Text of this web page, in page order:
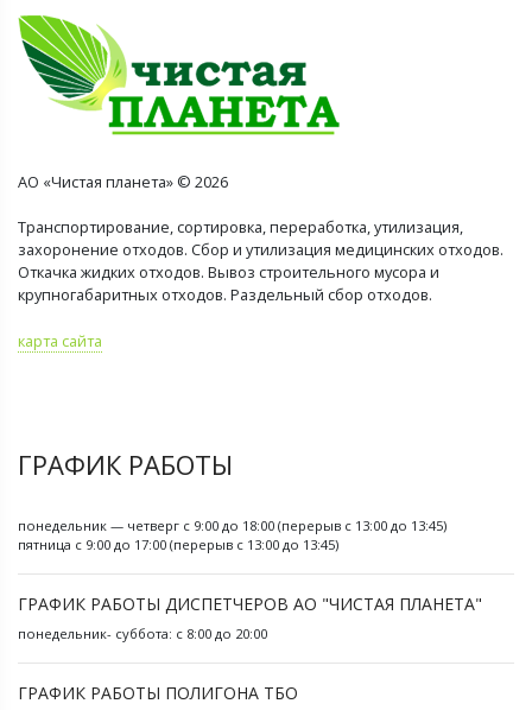
АО «Чистая планета» © 2026
Транспортирование, сортировка, переработка, утилизация,
захоронение отходов. Сбор и утилизация медицинских отходов.
Откачка жидких отходов. Вывоз строительного мусора и
крупногабаритных отходов. Раздельный сбор отходов.
карта сайта
ГРАФИК РАБОТЫ
понедельник — четверг с 9:00 до 18:00 (перерыв с 13:00 до 13:45)
пятница с 9:00 до 17:00 (перерыв с 13:00 до 13:45)
ГРАФИК РАБОТЫ ДИСПЕТЧЕРОВ АО "ЧИСТАЯ ПЛАНЕТА"
понедельник- суббота: с 8:00 до 20:00
ГРАФИК РАБОТЫ ПОЛИГОНА ТБО